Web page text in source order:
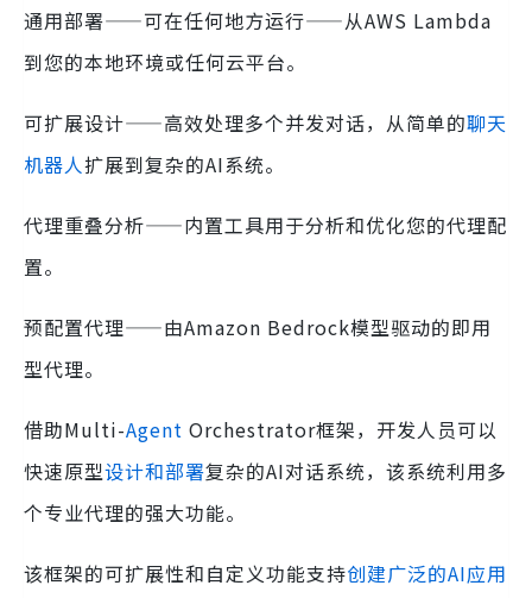
通用部署——可在任何地方运行——从AWS Lambda
到您的本地环境或任何云平台。
可扩展设计——高效处理多个并发对话，从简单的聊天
机器人扩展到复杂的AI系统。
代理重叠分析——内置工具用于分析和优化您的代理配
置。
预配置代理——由Amazon Bedrock模型驱动的即用
型代理。
借助Multi-Agent Orchestrator框架，开发人员可以
快速原型设计和部署复杂的AI对话系统，该系统利用多
个专业代理的强大功能。
该框架的可扩展性和自定义功能支持创建广泛的AI应用